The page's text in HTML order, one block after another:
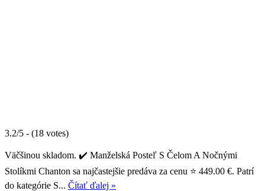
3.2/5 - (18 votes)
Väčšinou skladom. ✔️ Manželská Posteľ S Čelom A Nočnými
Stolíkmi Chanton sa najčastejšie predáva za cenu ⭐ 449.00 €. Patrí
do kategórie S... Čítať ďalej »